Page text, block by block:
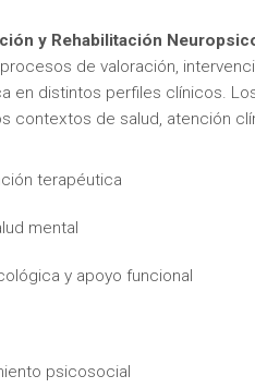
y Rehabilitación
de valoración,
en distintos perfiles clínicos.
contextos de salud, atención
terapéutica
mental
y apoyo funcional
psicosocial